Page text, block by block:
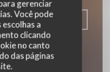
gerenciar
Você pode
a
clicando
no canto
das páginas
MESA